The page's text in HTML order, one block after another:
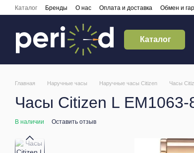
Перейти к основному контенту
Каталог Бренды О нас Оплата и доставка Обмен и
Каталог
Главная Наручные часы Наручные часы Citizen Часы
Часы Citizen L EM1063-
В наличии Оставить отзыв